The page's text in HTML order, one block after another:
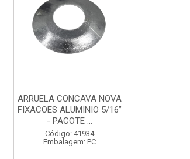
ARRUELA CONCAVA NOVA
FIXACOES ALUMINIO 5/16”
- PACOTE ...
Código: 41934
Embalagem: PC